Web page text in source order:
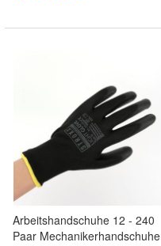
Arbeitshandschuhe 12 - 240
Paar Mechanikerhandschuhe